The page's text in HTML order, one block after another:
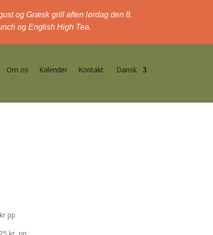
og Græsk grill aften lørdag den 8.
og English High Tea.
Om os Kalender Kontakt Dansk
pp